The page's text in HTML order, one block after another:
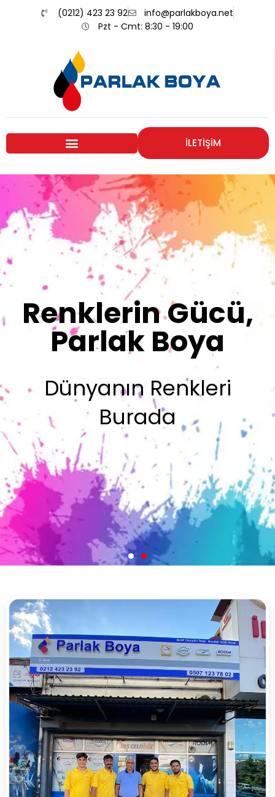
(0212) 423 23 92
info@parlakboya.net
Pzt - Cmt: 8:30 - 19:00
İLETİŞİM
Renklerimiz
Sizin İmzanız
Olsun